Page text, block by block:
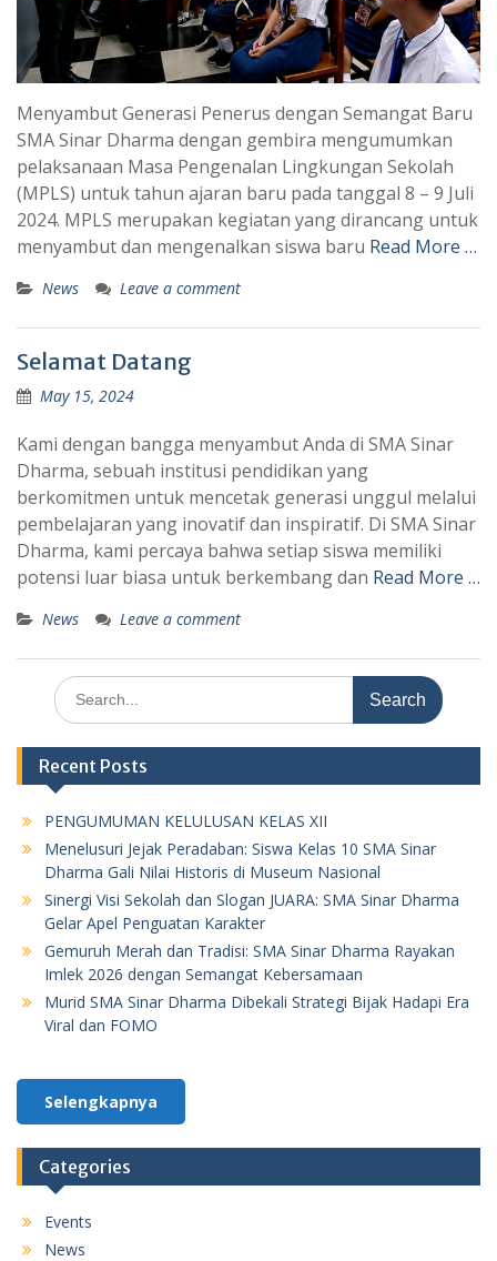
Menyambut Generasi Penerus dengan Semangat Baru
SMA Sinar Dharma dengan gembira mengumumkan
pelaksanaan Masa Pengenalan Lingkungan Sekolah
(MPLS) untuk tahun ajaran baru pada tanggal 8 – 9 Juli
2024. MPLS merupakan kegiatan yang dirancang untuk
menyambut dan mengenalkan siswa baru Read More …
News Leave a comment
Selamat Datang
May 15, 2024
Kami dengan bangga menyambut Anda di SMA Sinar
Dharma, sebuah institusi pendidikan yang
berkomitmen untuk mencetak generasi unggul melalui
pembelajaran yang inovatif dan inspiratif. Di SMA Sinar
Dharma, kami percaya bahwa setiap siswa memiliki
potensi luar biasa untuk berkembang dan Read More …
News Leave a comment
Search
for:
Recent Posts
PENGUMUMAN KELULUSAN KELAS XII
Menelusuri Jejak Peradaban: Siswa Kelas 10 SMA Sinar
Dharma Gali Nilai Historis di Museum Nasional
Sinergi Visi Sekolah dan Slogan JUARA: SMA Sinar Dharma
Gelar Apel Penguatan Karakter
Gemuruh Merah dan Tradisi: SMA Sinar Dharma Rayakan
Imlek 2026 dengan Semangat Kebersamaan
Murid SMA Sinar Dharma Dibekali Strategi Bijak Hadapi Era
Viral dan FOMO
Selengkapnya
Categories
Events
News